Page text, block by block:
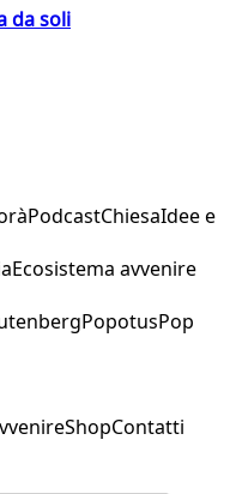
da soli
PodcastChiesaIdee e
Ecosistema avvenire
PopotusPop
ShopContatti